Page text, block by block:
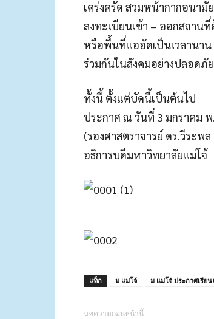
เคร่งครัด สวมหน้ากากอนา
ลงทะเบียนเข้า – ออกสถาน
หรือพื้นที่แออัดเป็นเวลานาน
ร่วมกันในสังคมอย่างปลอดภั
ทั้งนี้ ตั้งแต่บัดนี้เป็นต้นไป
ประกาศ ณ วันที่ 3 มกราคม
(รองศาสตราจารย์ ดร.วีระพ
อธิการบดีมหาวิทยาลัยแม่โจ้
แท็ก ม.แม่โจ้ ม.แม่โจ้ ประกาศเรีย
บทความก่อนหน้านี้